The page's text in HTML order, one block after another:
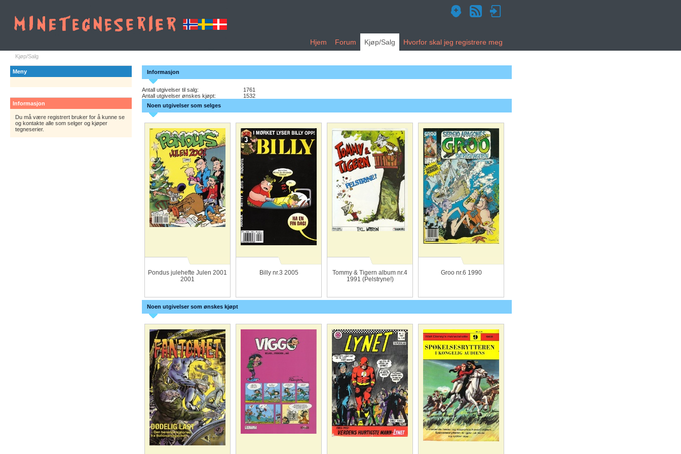
Hjem Forum Kjøp/Salg Hvorfor skal jeg registrere meg
Kjøp/Salg
Meny
Informasjon
Du må være registrert bruker for å kunne se
og kontakte alle som selger og kjøper
tegneserier.
Informasjon
Antall utgivelser til salg:
1761
Antall utgivelser ønskes kjøpt:
1532
Noen utgivelser som selges
Pondus julehefte Julen 2001
2001
Billy nr.3 2005
Tommy & Tigern album nr.4
1991 (Pelstryne!)
Groo nr.6 1990
Noen utgivelser som ønskes kjøpt